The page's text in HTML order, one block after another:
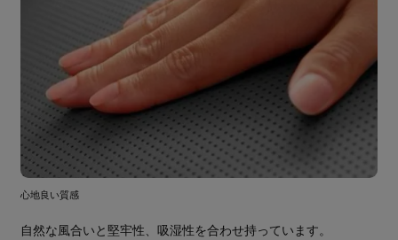
心地良い質感
自然な風合いと堅牢性、吸湿性を合わせ持っています。